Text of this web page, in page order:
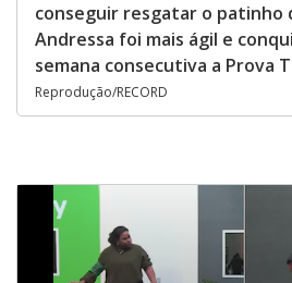
conseguir resgatar o patinho
Andressa foi mais ágil e
semana consecutiva a Prova
Reprodução/RECORD